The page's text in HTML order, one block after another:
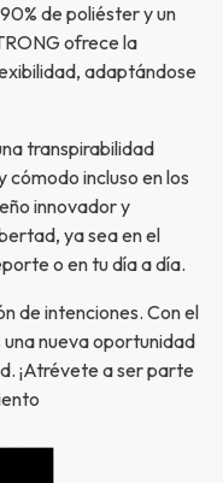
de poliéster y un
ofrece la
adaptándose
transpirabilidad
incluso en los
innovador y
ya sea en el
o en tu día a día.
de intenciones. Con el
una nueva oportunidad
¡Atrévete a ser parte